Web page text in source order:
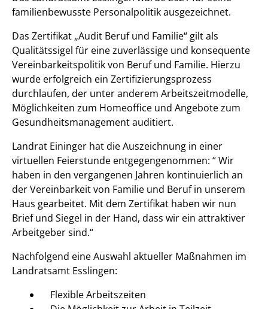
familienbewusste Personalpolitik ausgezeichnet.
Das Zertifikat „Audit Beruf und Familie“ gilt als
Qualitätssigel für eine zuverlässige und konsequente
Vereinbarkeitspolitik von Beruf und Familie. Hierzu
wurde erfolgreich ein Zertifizierungsprozess
durchlaufen, der unter anderem Arbeitszeitmodelle,
Möglichkeiten zum Homeoffice und Angebote zum
Gesundheitsmanagement auditiert.
Landrat Eininger hat die Auszeichnung in einer
virtuellen Feierstunde entgegengenommen: “ Wir
haben in den vergangenen Jahren kontinuierlich an
der Vereinbarkeit von Familie und Beruf in unserem
Haus gearbeitet. Mit dem Zertifikat haben wir nun
Brief und Siegel in der Hand, dass wir ein attraktiver
Arbeitgeber sind.“
Nachfolgend eine Auswahl aktueller Maßnahmen im
Landratsamt Esslingen:
Flexible Arbeitszeiten